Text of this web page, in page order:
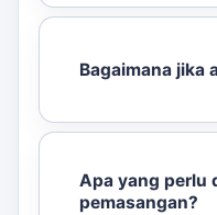
Bagaimana jika
Apa yang perlu
pemasangan?